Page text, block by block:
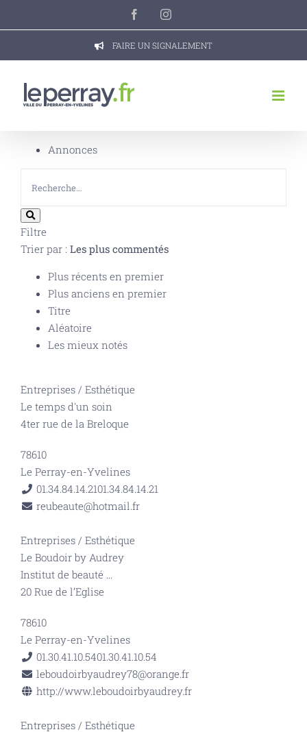
FacebookInstagram
FAIRE UN SIGNALEMENT
Annonces
Filtre
Trier par : Les plus commentés
Plus récents en premier
Plus anciens en premier
Titre
Aléatoire
Les mieux notés
Entreprises / Esthétique
Le temps d'un soin
4ter rue de la Breloque
78610
Le Perray-en-Yvelines
01.34.84.14.2101.34.84.14.21
reubeaute@hotmail.fr
Entreprises / Esthétique
Le Boudoir by Audrey
Institut de beauté ...
20 Rue de l’Eglise
78610
Le Perray-en-Yvelines
01.30.41.10.5401.30.41.10.54
leboudoirbyaudrey78@orange.fr
http://www.leboudoirbyaudrey.fr
Entreprises / Esthétique